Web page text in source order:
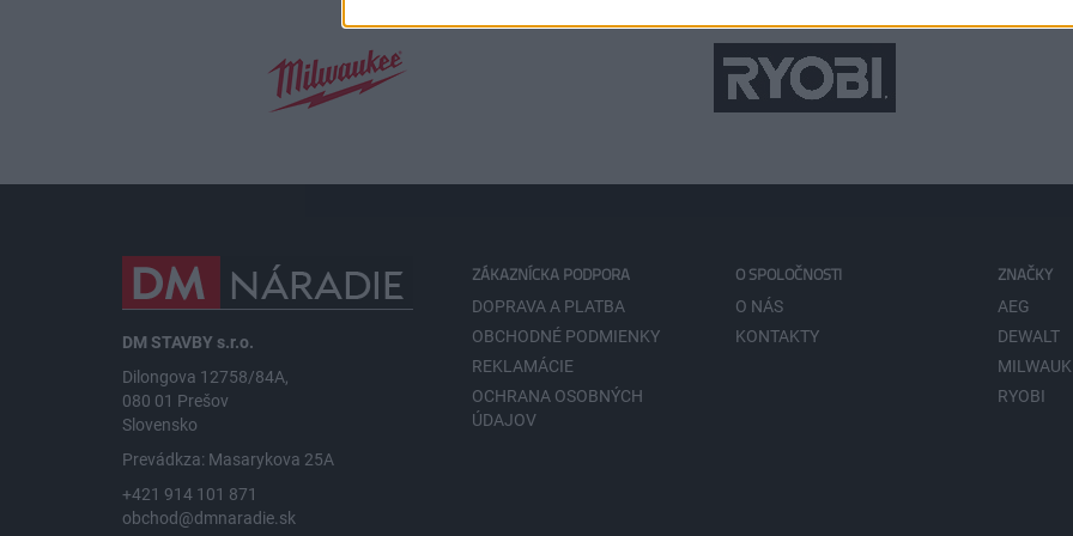
DM STAVBY s.r.o.
Dilongova 12758/84A,
080 01 Prešov
Slovensko
Prevádkza: Masarykova 25A
+421 914 101 871
obchod@dmnaradie.sk
ZÁKAZNÍCKA PODPORA
DOPRAVA A PLATBA
OBCHODNÉ PODMIENKY
REKLAMÁCIE
OCHRANA OSOBNÝCH
ÚDAJOV
O SPOLOČNOSTI
O NÁS
KONTAKTY
ZNAČKY
AEG
DEWALT
RYOBI